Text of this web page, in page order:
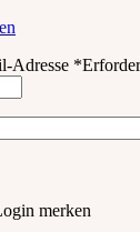
Adresse *
merken